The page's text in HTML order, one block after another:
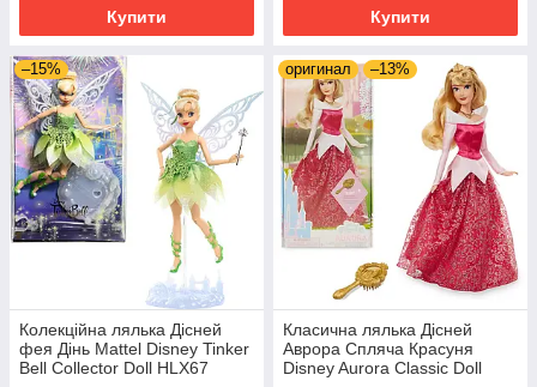
Купити Купити
–15%
Колекційна лялька Дісней
фея Дінь Mattel Disney Tinker
Bell Collector Doll HLX67
оригинал –13%
Класична лялька Дісней
Аврора Спляча Красуня
Disney Aurora Classic Doll